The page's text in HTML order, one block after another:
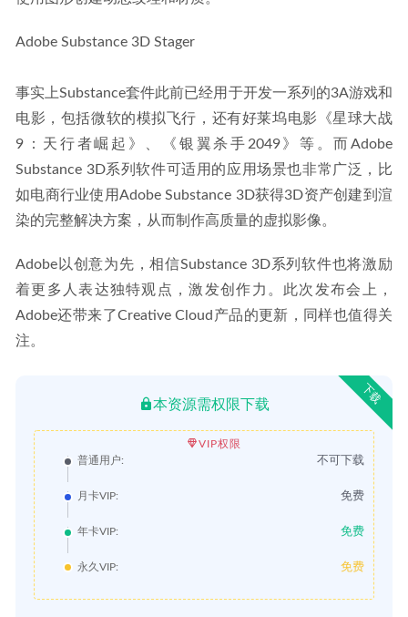
Adobe Substance 3D Stager
事实上Substance套件此前已经用于开发一系列的3A游戏和
电影，包括微软的模拟飞行，还有好莱坞电影《星球大战
9：天行者崛起》、《银翼杀手2049》等。而Adobe
Substance 3D系列软件可适用的应用场景也非常广泛，比
如电商行业使用Adobe Substance 3D获得3D资产创建到渲
染的完整解决方案，从而制作高质量的虚拟影像。
Adobe以创意为先，相信Substance 3D系列软件也将激励
着更多人表达独特观点，激发创作力。此次发布会上，
Adobe还带来了Creative Cloud产品的更新，同样也值得关
注。
下载
本资源需权限下载
VIP权限
普通用户:
不可下载
月卡VIP: 免费
年卡VIP: 免费
永久VIP: 免费